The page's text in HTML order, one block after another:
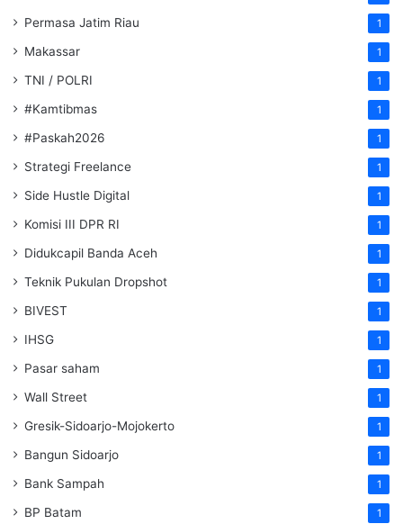
Permasa Jatim Riau 1
Makassar 1
TNI / POLRI 1
#Kamtibmas 1
#Paskah2026 1
Strategi Freelance 1
Side Hustle Digital 1
Komisi III DPR RI 1
Didukcapil Banda Aceh 1
Teknik Pukulan Dropshot 1
BIVEST 1
IHSG 1
Pasar saham 1
Wall Street 1
Gresik-Sidoarjo-Mojokerto 1
Bangun Sidoarjo 1
Bank Sampah 1
BP Batam 1